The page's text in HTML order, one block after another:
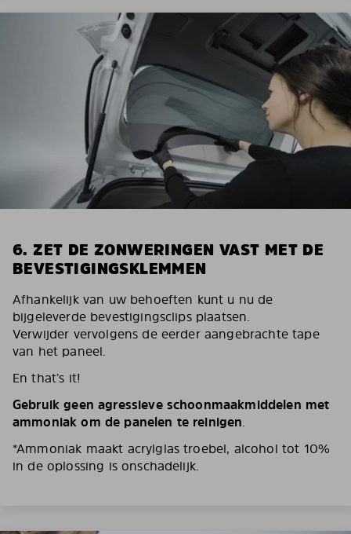
6. ZET DE ZONWERINGEN VAST MET DE
BEVESTIGINGSKLEMMEN
Afhankelijk van uw behoeften kunt u nu de
bijgeleverde bevestigingsclips plaatsen.
Verwijder vervolgens de eerder aangebrachte tape
van het paneel.
En that’s it!
Gebruik geen agressieve schoonmaakmiddelen met
ammoniak om de panelen te reinigen.
*Ammoniak maakt acrylglas troebel, alcohol tot 10%
in de oplossing is onschadelijk.